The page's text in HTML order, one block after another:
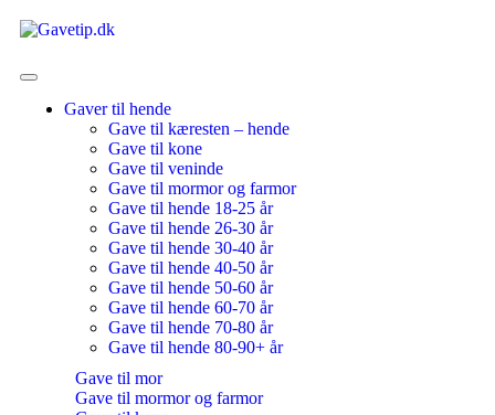
Gaver til hende
Gave til kæresten – hende
Gave til kone
Gave til veninde
Gave til mormor og farmor
Gave til hende 18-25 år
Gave til hende 26-30 år
Gave til hende 30-40 år
Gave til hende 40-50 år
Gave til hende 50-60 år
Gave til hende 60-70 år
Gave til hende 70-80 år
Gave til hende 80-90+ år
Gave til mor
Gave til mormor og farmor